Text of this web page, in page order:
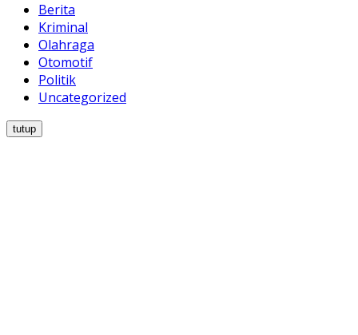
Berita
Kriminal
Olahraga
Otomotif
Politik
Uncategorized
tutup